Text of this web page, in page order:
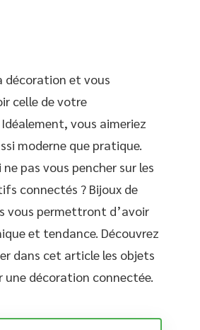
décoration et vous
celle de votre
vous aimeriez
moderne que pratique.
pas vous pencher sur les
connectés ? Bijoux de
vous permettront d’avoir
et tendance. Découvrez
dans cet article les objets
une décoration connectée.